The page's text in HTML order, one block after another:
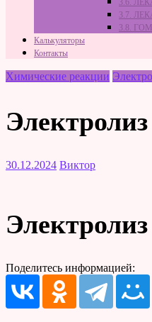
3.6.
3.7.
3.8.
Калькуляторы
Контакты
Химические реакции
30.12.2024 Виктор
Поделитесь информацией: